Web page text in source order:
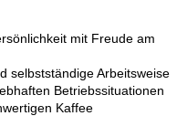
mit Freude am
selbstständige Arbeitsweise
Betriebssituationen
Kaffee